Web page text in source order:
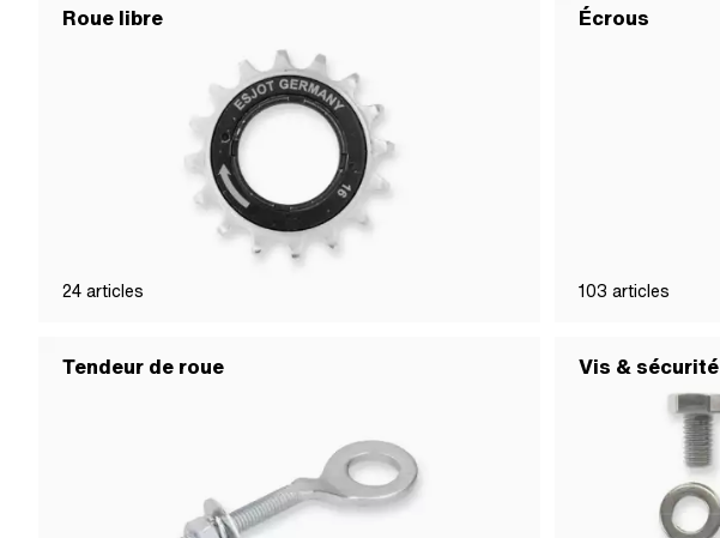
Roue libre
24 articles
Écrous
103 articles
Tendeur de roue Vis & sécurité